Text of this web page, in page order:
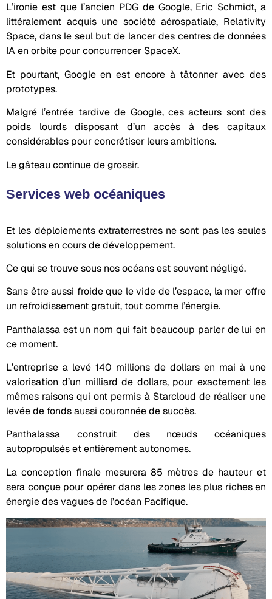
L’ironie est que l’ancien PDG de Google, Eric Schmidt, a
littéralement acquis une société aérospatiale, Relativity
Space, dans le seul but de lancer des centres de données
IA en orbite pour concurrencer SpaceX.
Et pourtant, Google en est encore à tâtonner avec des
prototypes.
Malgré l’entrée tardive de Google, ces acteurs sont des
poids lourds disposant d’un accès à des capitaux
considérables pour concrétiser leurs ambitions.
Le gâteau continue de grossir.
Services web océaniques
Et les déploiements extraterrestres ne sont pas les seules
solutions en cours de développement.
Ce qui se trouve sous nos océans est souvent négligé.
Sans être aussi froide que le vide de l’espace, la mer offre
un refroidissement gratuit, tout comme l’énergie.
Panthalassa est un nom qui fait beaucoup parler de lui en
ce moment.
L’entreprise a levé 140 millions de dollars en mai à une
valorisation d’un milliard de dollars, pour exactement les
mêmes raisons qui ont permis à Starcloud de réaliser une
levée de fonds aussi couronnée de succès.
Panthalassa construit des nœuds océaniques
autopropulsés et entièrement autonomes.
La conception finale mesurera 85 mètres de hauteur et
sera conçue pour opérer dans les zones les plus riches en
énergie des vagues de l’océan Pacifique.